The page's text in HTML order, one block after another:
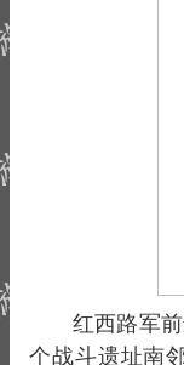
红西路军
个战斗遗址南